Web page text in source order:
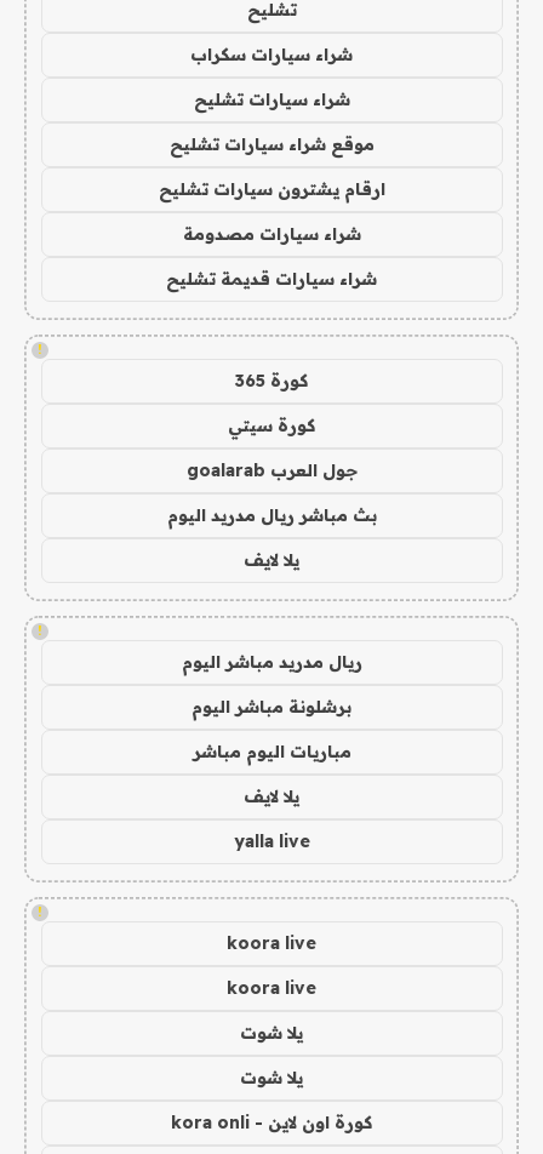
تشليح
شراء سيارات سكراب
شراء سيارات تشليح
موقع شراء سيارات تشليح
ارقام يشترون سيارات تشليح
شراء سيارات مصدومة
شراء سيارات قديمة تشليح
!
كورة 365
كورة سيتي
جول العرب goalarab
بث مباشر ريال مدريد اليوم
يلا لايف
!
ريال مدريد مباشر اليوم
برشلونة مباشر اليوم
مباريات اليوم مباشر
يلا لايف
yalla live
!
koora live
koora live
يلا شوت
يلا شوت
كورة اون لاين - kora onli